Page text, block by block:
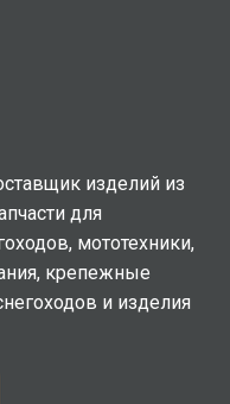
изделий из
для
мототехники,
крепежные
и изделия